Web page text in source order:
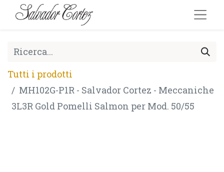
Tutti i prodotti
MH102G-P1R - Salvador Cortez - Meccaniche
3L3R Gold Pomelli Salmon per Mod. 50/55